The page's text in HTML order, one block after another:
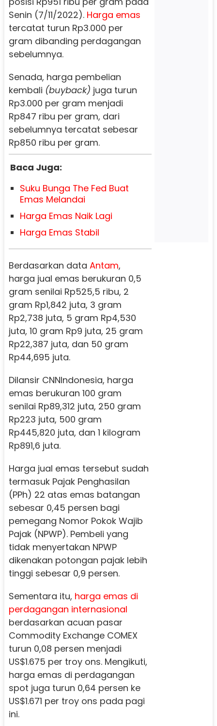
Senin (7/11/2022). Harga emas
tercatat turun Rp3.000 per
gram dibanding perdagangan
sebelumnya.
Senada, harga pembelian
kembali (buyback) juga turun
Rp3.000 per gram menjadi
Rp847 ribu per gram, dari
sebelumnya tercatat sebesar
Rp850 ribu per gram.
Baca Juga:
Suku Bunga The Fed Buat
Emas Melandai
Harga Emas Naik Lagi
Harga Emas Stabil
Berdasarkan data Antam,
harga jual emas berukuran 0,5
gram senilai Rp525,5 ribu, 2
gram Rp1,842 juta, 3 gram
Rp2,738 juta, 5 gram Rp4,530
juta, 10 gram Rp9 juta, 25 gram
Rp22,387 juta, dan 50 gram
Rp44,695 juta.
Dilansir CNNIndonesia, harga
emas berukuran 100 gram
senilai Rp89,312 juta, 250 gram
Rp223 juta, 500 gram
Rp445,820 juta, dan 1 kilogram
Rp891,6 juta.
Harga jual emas tersebut sudah
termasuk Pajak Penghasilan
(PPh) 22 atas emas batangan
sebesar 0,45 persen bagi
pemegang Nomor Pokok Wajib
Pajak (NPWP). Pembeli yang
tidak menyertakan NPWP
dikenakan potongan pajak lebih
tinggi sebesar 0,9 persen.
Sementara itu, harga emas di
perdagangan internasional
berdasarkan acuan pasar
Commodity Exchange COMEX
turun 0,08 persen menjadi
US$1.675 per troy ons. Mengikuti,
harga emas di perdagangan
spot juga turun 0,64 persen ke
US$1.671 per troy ons pada pagi
ini.